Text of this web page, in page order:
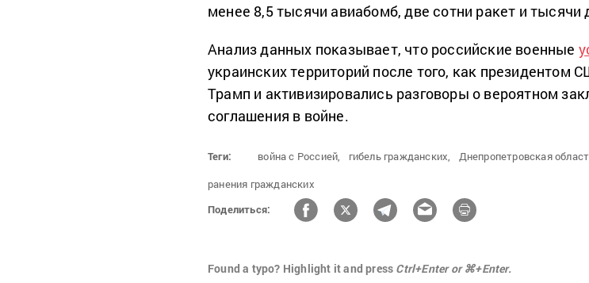
менее 8,5 тысячи авиабомб, две сотни ракет и тысячи
Анализ данных показывает, что российские военные
украинских территорий после того, как президентом
Трамп и активизировались разговоры о вероятном
соглашения в войне.
Теги: война с Россией, гибель гражданских, Днепропетровская
ранения гражданских
Поделиться:
Found a typo? Highlight it and press Ctrl+Enter or ⌘+Enter.